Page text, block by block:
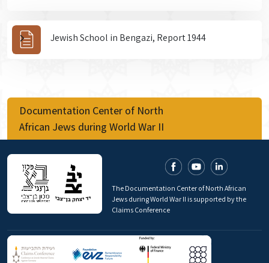
Jewish School in Bengazi, Report 1944
Documentation Center of North
African Jews during World War II
The Documentation Center of North African
Jews during World War II is supported by the
Claims Conference